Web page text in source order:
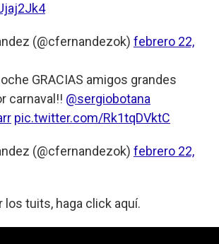
(@cfernandezok) febrero 22,
GRACIAS amigos grandes
carnaval!! @sergiobotana
pic.twitter.com/Rk1tqDVktC
(@cfernandezok) febrero 22,
los tuits, haga click aquí.